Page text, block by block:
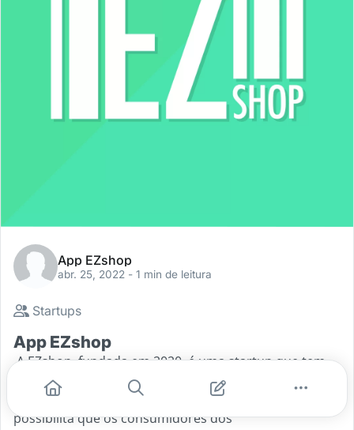
App EZshop
abr. 25, 2022 - 1 min de leitura
Startups
App EZshop
A EZshop, fundada em 2020, é uma startup que tem
como propósito inovar e facilitar a experiência de
compra do consumidor no varejo. A plataforma
possibilita que os consumidores dos